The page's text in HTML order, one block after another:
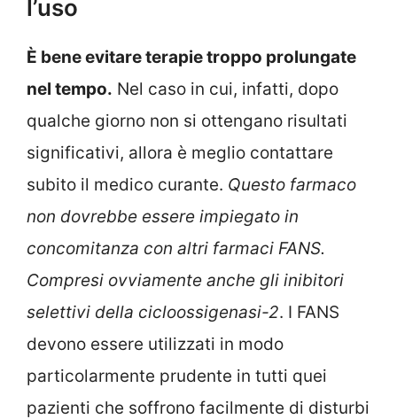
l’uso
È bene evitare terapie troppo prolungate
nel tempo. Nel caso in cui, infatti, dopo
qualche giorno non si ottengano risultati
significativi, allora è meglio contattare
subito il medico curante. Questo farmaco
non dovrebbe essere impiegato in
concomitanza con altri farmaci FANS.
Compresi ovviamente anche gli inibitori
selettivi della cicloossigenasi-2. I FANS
devono essere utilizzati in modo
particolarmente prudente in tutti quei
pazienti che soffrono facilmente di disturbi